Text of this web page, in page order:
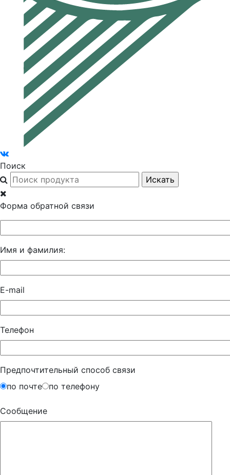
Поиск
Форма обратной связи
Имя и фамилия:
E-mail
Телефон
Предпочтительный способ связи
по почте
по телефону
Сообщение